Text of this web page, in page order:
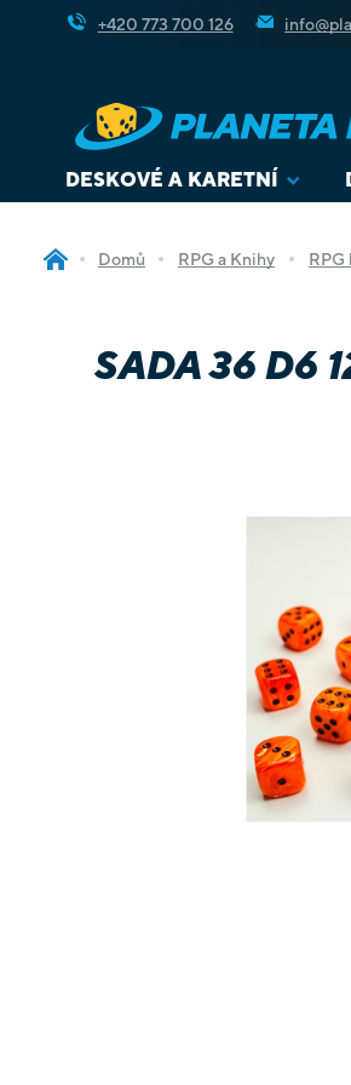
+420 773 700 126
DESKOVÉ A KARETNÍ
Domů RPG a Knihy RPG
SADA 36 D6